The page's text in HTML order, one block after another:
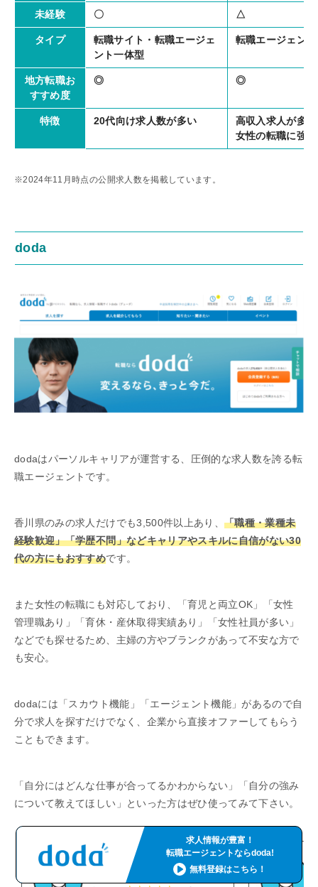
未経験 〇 △
タイプ
転職サイト・転職エージェ
ント一体型
転職エージェント
地方転職お
すすめ度
◎ ◎
特徴 20代向け求人数が多い
高収入求人が多
女性の転職に強い
※2024年11月時点の公開求人数を掲載しています。
doda
dodaはパーソルキャリアが運営する、圧倒的な求人数を誇る転
職エージェントです。
香川県のみの求人だけでも3,500件以上あり、「職種・業種未
経験歓迎」「学歴不問」などキャリアやスキルに自信がない30
代の方にもおすすめです。
また女性の転職にも対応しており、「育児と両立OK」「女性
管理職あり」「育休・産休取得実績あり」「女性社員が多い」
などでも探せるため、主婦の方やブランクがあって不安な方で
も安心。
dodaには「スカウト機能」「エージェント機能」があるので自
分で求人を探すだけでなく、企業から直接オファーしてもらう
こともできます。
「自分にはどんな仕事が合ってるかわからない」「自分の強み
について教えてほしい」といった方はぜひ使ってみて下さい。
男性30代
求人情報が豊富！
転職エージェントならdoda!
無料登録はこちら！